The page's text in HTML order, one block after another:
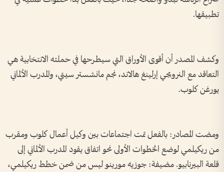
تطبيقها.
وكشف المصدر أن أقوى الأوراق التي سيطرحها في حملته الانتخابية هي
التعاقد مع النرويجي إرلينغ هالاند، نجم مانشستر سيتي، والمدرب الألماني
يورغن كلوب.
ومضت المصادر: بالفعل تمت اجتماعات بين وكيل أعمال كلوب ومقرب
من ريكيلمي لوضع الخطوات الأولى نحو اتفاق يقود المدرب الألماني إلى
قلعة البيرنابيو. مضيفة: جوزيه مورينو ليس من ضمن خطط ريكيلمي،